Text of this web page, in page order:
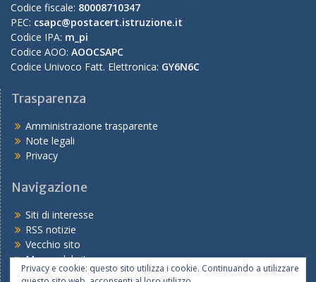
Codice fiscale: 80008710347
PEC: csapc@postacert.istruzione.it
Codice IPA: m_pi
Codice AOO: AOOCSAPC
Codice Univoco Fatt. Elettronica: GY6N6C
Trasparenza
Amministrazione trasparente
Note legali
Privacy
Navigazione
Siti di interesse
RSS notizie
Vecchio sito
Mappa del sito
Privacy e cookie: questo sito utilizza i cookie. Continuando a utilizzare